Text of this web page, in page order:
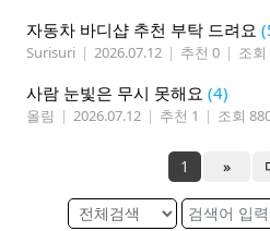
자동차 바디샵 추천 부탁 드려요
Surisuri | 2026.07.12 | 추천 0 | 조
사람 눈빛은 무시 못해요 (4)
올림 | 2026.07.12 | 추천 1 | 조회
1 »